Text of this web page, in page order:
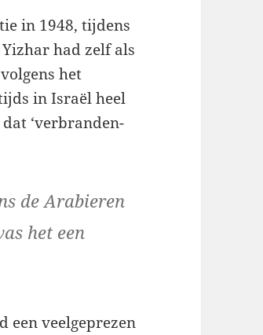
in 1948, tijdens
had zelf als
het
in Israël heel
‘verbranden-
de Arabieren
het een
een veelgeprezen